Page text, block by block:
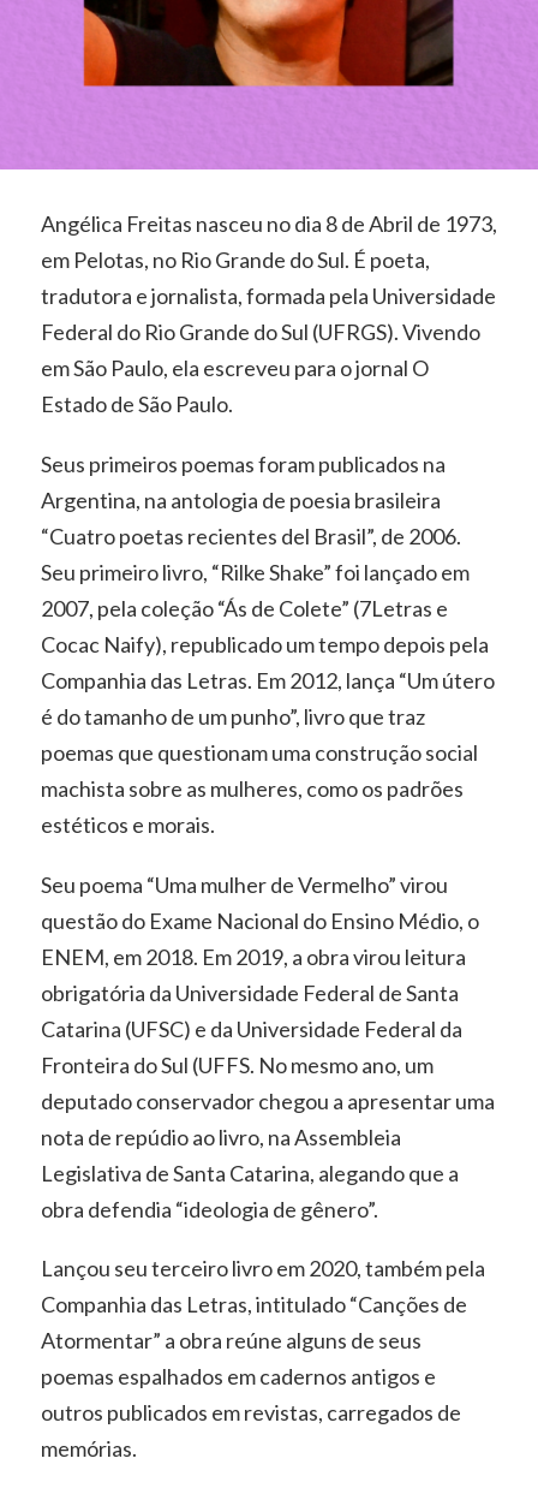
Angélica Freitas nasceu no dia 8 de Abril de 1973,
em Pelotas, no Rio Grande do Sul. É poeta,
tradutora e jornalista, formada pela Universidade
Federal do Rio Grande do Sul (UFRGS). Vivendo
em São Paulo, ela escreveu para o jornal O
Estado de São Paulo.
Seus primeiros poemas foram publicados na
Argentina, na antologia de poesia brasileira
“Cuatro poetas recientes del Brasil”, de 2006.
Seu primeiro livro, “Rilke Shake” foi lançado em
2007, pela coleção “Ás de Colete” (7Letras e
Cocac Naify), republicado um tempo depois pela
Companhia das Letras. Em 2012, lança “Um útero
é do tamanho de um punho”, livro que traz
poemas que questionam uma construção social
machista sobre as mulheres, como os padrões
estéticos e morais.
Seu poema “Uma mulher de Vermelho” virou
questão do Exame Nacional do Ensino Médio, o
ENEM, em 2018. Em 2019, a obra virou leitura
obrigatória da Universidade Federal de Santa
Catarina (UFSC) e da Universidade Federal da
Fronteira do Sul (UFFS. No mesmo ano, um
deputado conservador chegou a apresentar uma
nota de repúdio ao livro, na Assembleia
Legislativa de Santa Catarina, alegando que a
obra defendia “ideologia de gênero”.
Lançou seu terceiro livro em 2020, também pela
Companhia das Letras, intitulado “Canções de
Atormentar” a obra reúne alguns de seus
poemas espalhados em cadernos antigos e
outros publicados em revistas, carregados de
memórias.